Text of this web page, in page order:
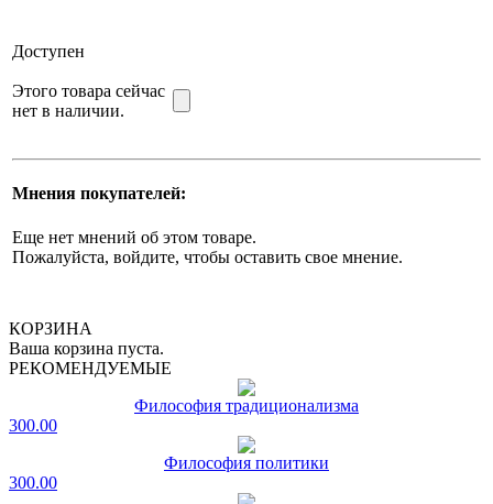
Доступен
Этого товара сейчас
нет в наличии.
Мнения покупателей:
Еще нет мнений об этом товаре.
Пожалуйста, войдите, чтобы оставить свое мнение.
КОРЗИНА
Ваша корзина пуста.
РЕКОМЕНДУЕМЫЕ
Философия традиционализма
300.00
Философия политики
300.00